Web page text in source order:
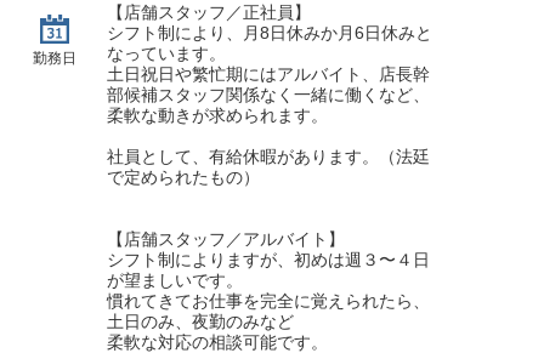
勤務日
【店舗スタッフ／正社員】
シフト制により、月8日休みか月6日休みと
なっています。
土日祝日や繁忙期にはアルバイト、店長幹
部候補スタッフ関係なく一緒に働くなど、
柔軟な動きが求められます。
社員として、有給休暇があります。（法廷
で定められたもの）
【店舗スタッフ／アルバイト】
シフト制によりますが、初めは週３〜４日
が望ましいです。
慣れてきてお仕事を完全に覚えられたら、
土日のみ、夜勤のみなど
柔軟な対応の相談可能です。